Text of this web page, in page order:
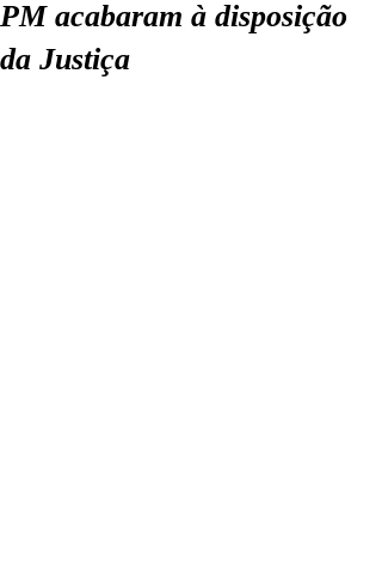
PM acabaram à disposição
da Justiça